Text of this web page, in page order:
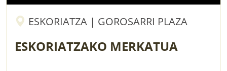
ESKORIATZA | GOROSARRI PLAZA
ESKORIATZAKO MERKATUA